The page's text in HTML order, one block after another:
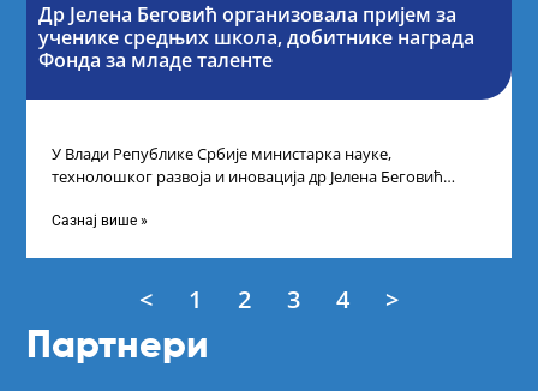
Др Јелена Беговић организовала пријем за
ученике средњих школа, добитнике награда
Фонда за младе таленте
У Влади Републике Србије министарка науке,
технолошког развоја и иновација др Јелена Беговић
Сазнај више »
< 1 2 3 4 >
Партнери